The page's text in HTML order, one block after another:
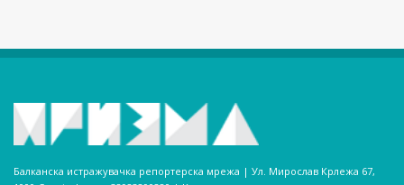
Балканска истражувачка репортерска мрежа | Ул. Мирослав Крлежа 67,